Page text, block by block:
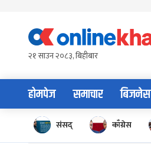
content२१ साउन २०८३, बिहीबार
होमपेज समाचार बिजनेस
संसद् काँग्रेस